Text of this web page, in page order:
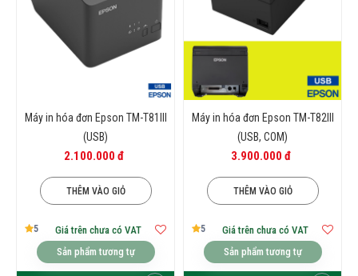
Máy in hóa đơn Epson TM-T81III
(USB)
2.100.000 đ
THÊM VÀO GIỎ
5
Giá trên chưa có VAT
Sản phẩm tương tự
Máy in hóa đơn Epson TM-T82III
(USB, COM)
3.900.000 đ
THÊM VÀO GIỎ
5
Giá trên chưa có VAT
Sản phẩm tương tự